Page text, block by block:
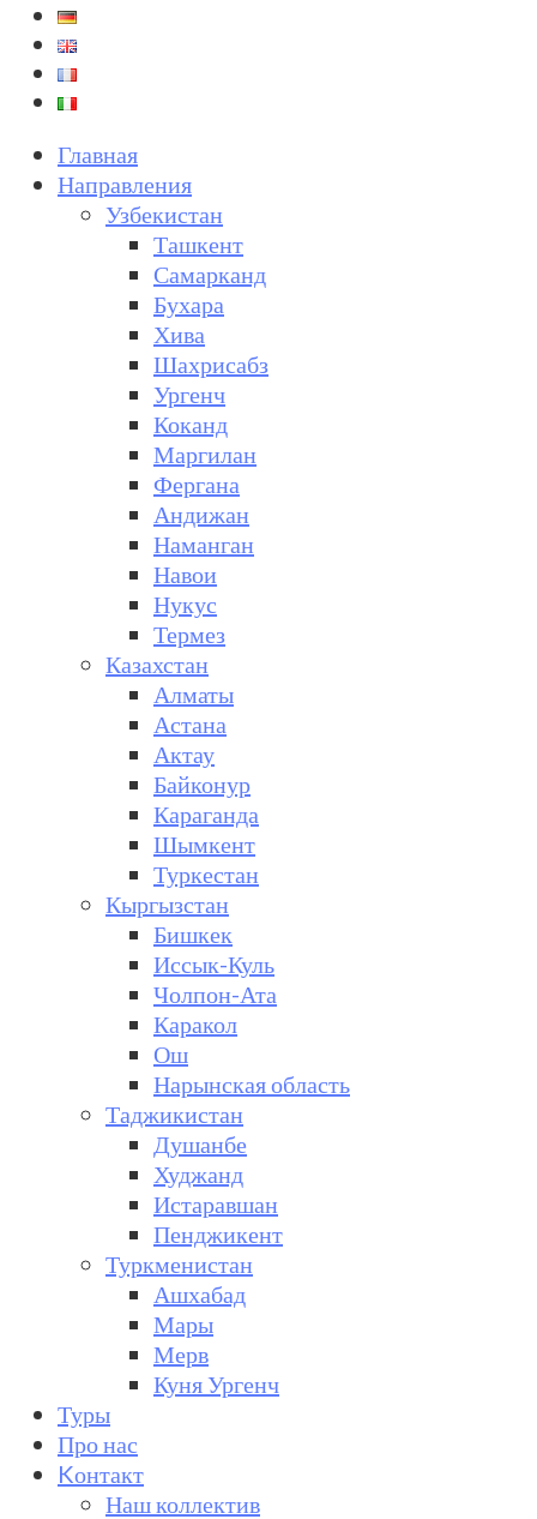
Главная
Направления
Узбекистан
Ташкент
Самарканд
Бухара
Хива
Шахрисабз
Ургенч
Коканд
Маргилан
Фергана
Андижан
Наманган
Навои
Нукус
Термез
Казахстан
Алматы
Астана
Актау
Байконур
Караганда
Шымкент
Туркестан
Кыргызстан
Бишкек
Иссык-Куль
Чолпон-Ата
Каракол
Ош
Нарынская область
Таджикистан
Душанбе
Худжанд
Истаравшан
Пенджикент
Туркменистан
Ашхабад
Мары
Мерв
Куня Ургенч
Туры
Про нас
Kонтакт
Наш коллектив